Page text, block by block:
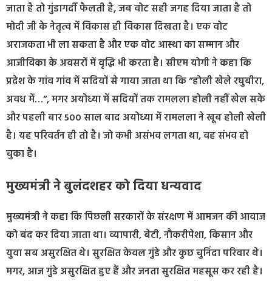
जाता है तो गुंडागर्दी फैलती है, जब वोट सही जगह दिया जाता है तो
मोदी जी के नेतृत्व में विकास ही विकास दिखता है। एक वोट
अराजकता भी ला सकता है और एक वोट आस्था का सम्मान और
आजीविका के अवसरों में वृद्धि भी करता है। सीएम योगी ने कहा कि
प्रदेश के गांव गांव में सदियों से गाया जाता था कि ”होली खेले रघुबीरा,
अवध में…”, मगर अयोध्या में सदियों तक रामलला होली नहीं खेल सके
और पहली बार 500 साल बाद अयोध्या में रामलला ने खूब होली खेली
है। यह परिवर्तन ही तो है। जो कभी असंभव लगता था, वह संभव हो
चुका है।
मुख्यमंत्री ने बुलंदशहर को दिया धन्यवाद
मुख्यमंत्री ने कहा कि पिछली सरकारों के संरक्षण में आमजन की आवाज
को बंद कर दिया जाता था। व्यापारी, बेटी, नौकरीपेशा, किसान और
युवा सब असुरक्षित थे। सुरक्षित केवल गुंडे और कुछ चुनिंदा परिवार थे।
मगर, आज गुंडे असुरक्षित हुए हैं और जनता सुरक्षित महसूस कर रही है।